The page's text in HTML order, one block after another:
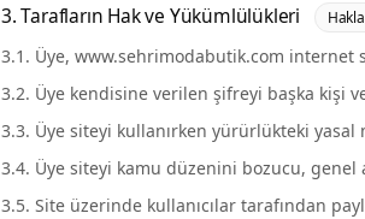
3. Tarafların Hak ve Yükümlülükleri
3.1. Üye, www.sehrimodabutik.com
3.2. Üye kendisine verilen şifreyi başka kişi
3.3. Üye siteyi kullanırken yürürlükteki
3.4. Üye siteyi kamu düzenini bozucu, genel
3.5. Site üzerinde kullanıcılar tarafından